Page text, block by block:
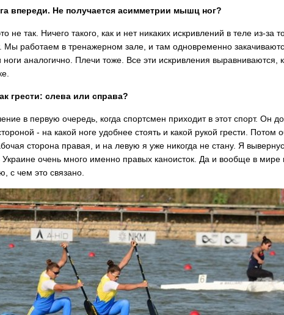
впереди. Не получается асимметрии мышц ног?
не так. Ничего такого, как и нет никаких искривлений в теле из-за
Мы работаем в тренажерном зале, и там одновременно
аналогично. Плечи тоже. Все эти искривления выравниваются,
грести: слева или справа?
в первую очередь, когда спортсмен приходит в этот спорт. Он
- на какой ноге удобнее стоять и какой рукой грести. Потом
сторона правая, и на левую я уже никогда не стану. Я
Украине очень много именно правых каноисток. Да и вообще в
с чем это связано.